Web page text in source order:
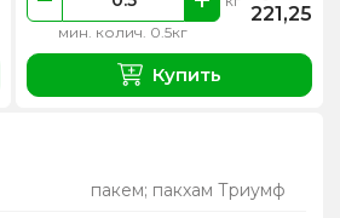
мин. колич. 0.5кг
221,25
Купить
пакем; пакхам Триумф